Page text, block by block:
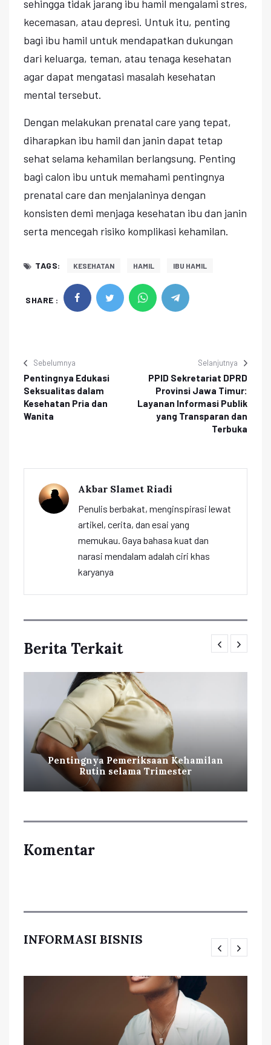
sehingga tidak jarang ibu hamil mengalami stres,
kecemasan, atau depresi. Untuk itu, penting
bagi ibu hamil untuk mendapatkan dukungan
dari keluarga, teman, atau tenaga kesehatan
agar dapat mengatasi masalah kesehatan
mental tersebut.
Dengan melakukan prenatal care yang tepat,
diharapkan ibu hamil dan janin dapat tetap
sehat selama kehamilan berlangsung. Penting
bagi calon ibu untuk memahami pentingnya
prenatal care dan menjalaninya dengan
konsisten demi menjaga kesehatan ibu dan janin
serta mencegah risiko komplikasi kehamilan.
TAGS: KESEHATAN HAMIL IBU HAMIL
SHARE :
Sebelumnya
Pentingnya Edukasi
Seksualitas dalam
Kesehatan Pria dan
Wanita
Selanjutnya
PPID Sekretariat DPRD
Provinsi Jawa Timur:
Layanan Informasi Publik
yang Transparan dan
Terbuka
Akbar Slamet Riadi
Penulis berbakat, menginspirasi lewat
artikel, cerita, dan esai yang
memukau. Gaya bahasa kuat dan
narasi mendalam adalah ciri khas
karyanya
Berita Terkait
Pentingnya Pemeriksaan Kehamilan
Rutin selama Trimester
Komentar
INFORMASI BISNIS